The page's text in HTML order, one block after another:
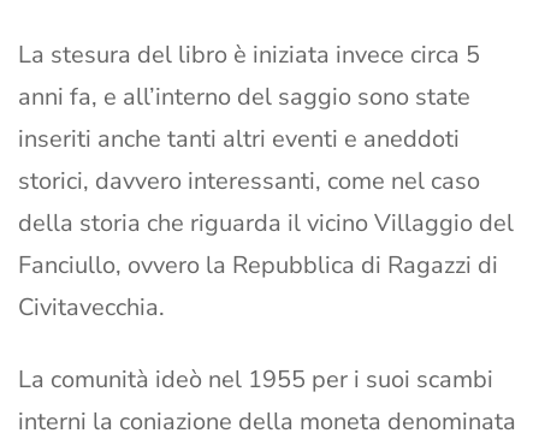
La stesura del libro è iniziata invece circa 5
anni fa, e all’interno del saggio sono state
inseriti anche tanti altri eventi e aneddoti
storici, davvero interessanti, come nel caso
della storia che riguarda il vicino Villaggio del
Fanciullo, ovvero la Repubblica di Ragazzi di
Civitavecchia.
La comunità ideò nel 1955 per i suoi scambi
interni la coniazione della moneta denominata